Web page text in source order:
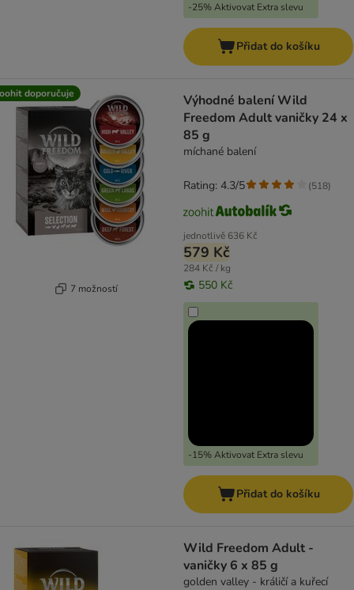
-25% Aktivovat Extra slevu
Přidat do košíku
doporučuje
7 možností
Výhodné balení Wild
Freedom Adult vaničky 24 x
85 g
míchané balení
jednotlivě 636 Kč
579 Kč
284 Kč / kg
550 Kč
-15% Aktivovat Extra slevu
Rating: 4.3/5 (518)
Přidat do košíku
Wild Freedom Adult -
vaničky 6 x 85 g
golden valley - králičí a kuřecí